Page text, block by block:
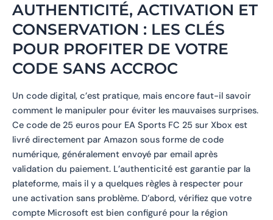
AUTHENTICITÉ, ACTIVATION ET
CONSERVATION : LES CLÉS
POUR PROFITER DE VOTRE
CODE SANS ACCROC
Un code digital, c’est pratique, mais encore faut-il savoir
comment le manipuler pour éviter les mauvaises surprises.
Ce code de 25 euros pour EA Sports FC 25 sur Xbox est
livré directement par Amazon sous forme de code
numérique, généralement envoyé par email après
validation du paiement. L’authenticité est garantie par la
plateforme, mais il y a quelques règles à respecter pour
une activation sans problème. D’abord, vérifiez que votre
compte Microsoft est bien configuré pour la région